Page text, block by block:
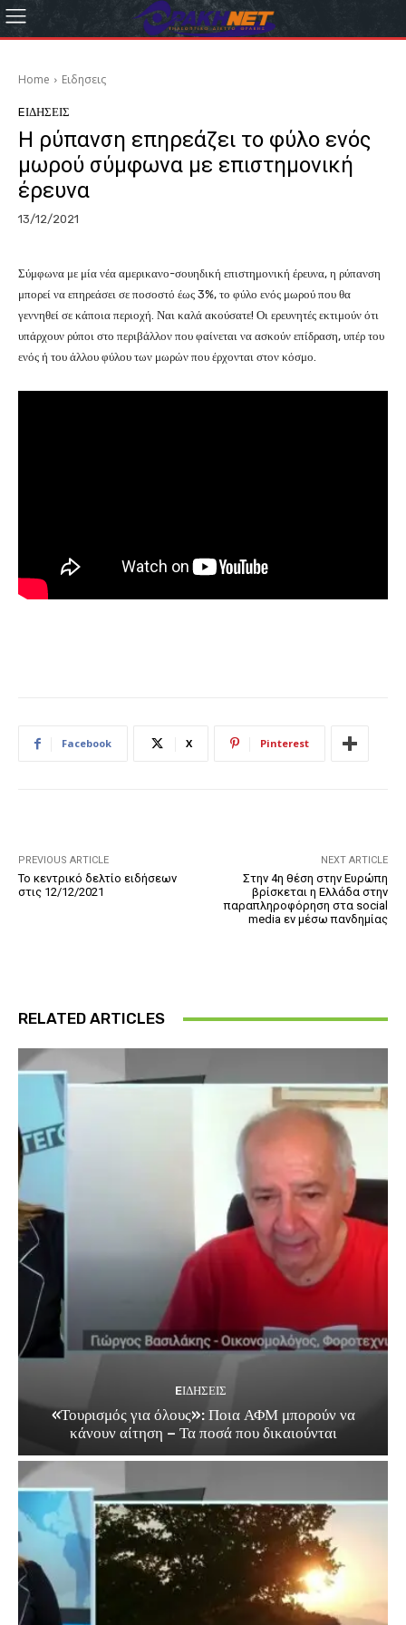
Home Eιδησεις
EΙΔΗΣΕΙΣ
Η ρύπανση επηρεάζει το φύλο ενός
μωρού σύμφωνα με επιστημονική
έρευνα
13/12/2021
Σύμφωνα με μία νέα αμερικανο-σουηδική επιστημονική έρευνα, η ρύπανση
μπορεί να επηρεάσει σε ποσοστό έως 3%, το φύλο ενός μωρού που θα
γεννηθεί σε κάποια περιοχή. Ναι καλά ακούσατε! Οι ερευνητές εκτιμούν ότι
υπάρχουν ρύποι στο περιβάλλον που φαίνεται να ασκούν επίδραση, υπέρ του
ενός ή του άλλου φύλου των μωρών που έρχονται στον κόσμο.
Facebook X Pinterest
PREVIOUS ARTICLE
Το κεντρικό δελτίο ειδήσεων
στις 12/12/2021
NEXT ARTICLE
Στην 4η θέση στην Ευρώπη
βρίσκεται η Ελλάδα στην
παραπληροφόρηση στα social
media εν μέσω πανδημίας
RELATED ARTICLES
EΙΔΗΣΕΙΣ
«Τουρισμός για όλους»: Ποια ΑΦΜ μπορούν να
κάνουν αίτηση – Τα ποσά που δικαιούνται